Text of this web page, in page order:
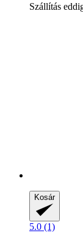
Szállítás
Kosár
5.0 (1)